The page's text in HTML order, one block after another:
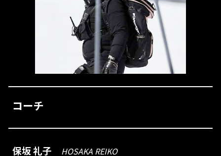
コーチ
保坂 礼子 HOSAKA REIKO